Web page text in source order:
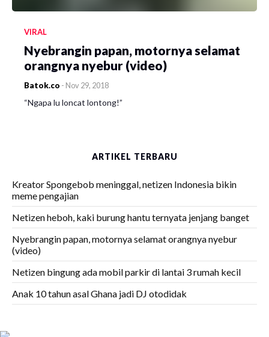
VIRAL
Nyebrangin papan, motornya selamat
orangnya nyebur (video)
Batok.co - Nov 29, 2018
“Ngapa lu loncat lontong!”
ARTIKEL TERBARU
Kreator Spongebob meninggal, netizen Indonesia bikin
meme pengajian
Netizen heboh, kaki burung hantu ternyata jenjang banget
Nyebrangin papan, motornya selamat orangnya nyebur
(video)
Netizen bingung ada mobil parkir di lantai 3 rumah kecil
Anak 10 tahun asal Ghana jadi DJ otodidak